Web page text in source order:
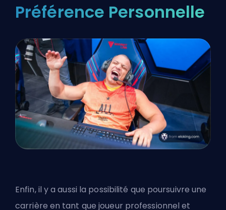
Préférence Personnelle
Enfin, il y a aussi la possibilité que poursuivre une
carrière en tant que joueur professionnel et